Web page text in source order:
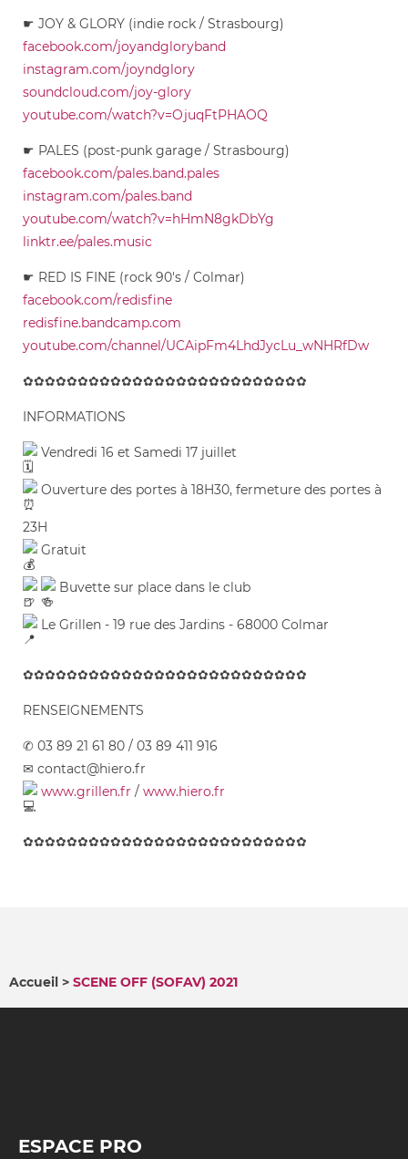
☛ JOY & GLORY (indie rock / Strasbourg)
facebook.com/joyandgloryband
instagram.com/joyndglory
soundcloud.com/joy-glory
youtube.com/watch?v=OjuqFtPHAOQ
☛ PALES (post-punk garage / Strasbourg)
facebook.com/pales.band.pales
instagram.com/pales.band
youtube.com/watch?v=hHmN8gkDbYg
linktr.ee/pales.music
☛ RED IS FINE (rock 90's / Colmar)
facebook.com/redisfine
redisfine.bandcamp.com
youtube.com/channel/UCAipFm4LhdJycLu_wNHRfDw
✿✿✿✿✿✿✿✿✿✿✿✿✿✿✿✿✿✿✿✿✿✿✿✿✿✿
INFORMATIONS
Vendredi 16 et Samedi 17 juillet
Ouverture des portes à 18H30, fermeture des portes à
23H
Gratuit
Buvette sur place dans le club
Le Grillen - 19 rue des Jardins - 68000 Colmar
✿✿✿✿✿✿✿✿✿✿✿✿✿✿✿✿✿✿✿✿✿✿✿✿✿✿
RENSEIGNEMENTS
✆ 03 89 21 61 80 / 03 89 411 916
✉︎ contact@hiero.fr
www.grillen.fr / www.hiero.fr
✿✿✿✿✿✿✿✿✿✿✿✿✿✿✿✿✿✿✿✿✿✿✿✿✿✿
Accueil SCENE OFF (SOFAV) 2021
ESPACE PRO